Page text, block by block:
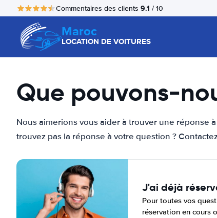
Commentaires des clients 9.1 / 10
Maroc
LOCATION DE VOITURES
Que pouvons-
Nous aimerions vous aider à trouver une réponse
trouvez pas la réponse à votre question ?
J'ai déjà
Pour toutes vos
réservation en cours